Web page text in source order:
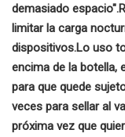
demasiado espacio".
limitar la carga
dispositivos.Lo uso
encima de la botella,
para que quede
veces para sellar al
próxima vez que